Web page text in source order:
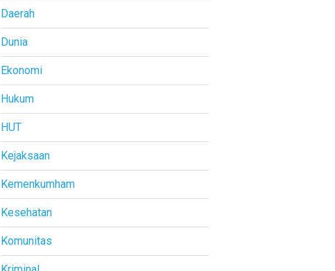
Daerah
Dunia
Ekonomi
Hukum
HUT
Kejaksaan
Kemenkumham
Kesehatan
Komunitas